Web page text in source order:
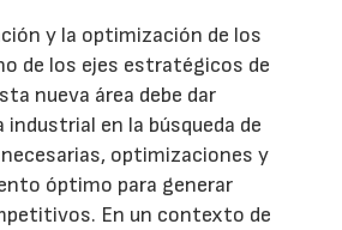
y la optimización de los
de los ejes estratégicos de
nueva área debe dar
industrial en la búsqueda de
optimizaciones y
óptimo para generar
En un contexto de